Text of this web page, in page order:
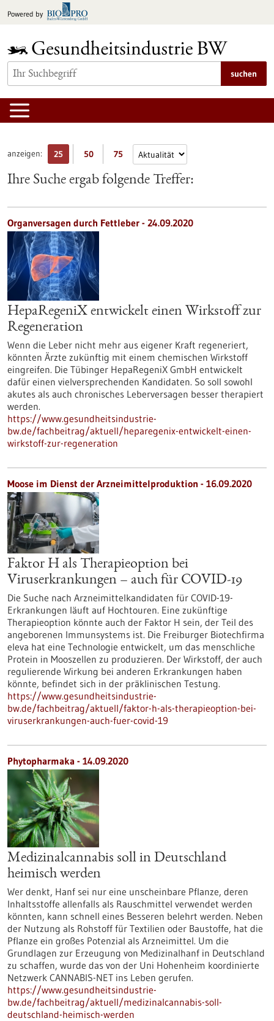
Inhalt
Powered by
suchen
anzeigen: 25 50 75
Ihre Suche ergab folgende Treffer:
Organversagen durch Fettleber - 24.09.2020
HepaRegeniX entwickelt einen Wirkstoff zur
Regeneration
Wenn die Leber nicht mehr aus eigener Kraft regeneriert,
könnten Ärzte zukünftig mit einem chemischen Wirkstoff
eingreifen. Die Tübinger HepaRegeniX GmbH entwickelt
dafür einen vielversprechenden Kandidaten. So soll sowohl
akutes als auch chronisches Leberversagen besser therapiert
werden.
https://www.gesundheitsindustrie-
bw.de/fachbeitrag/aktuell/heparegenix-entwickelt-einen-
wirkstoff-zur-regeneration
Moose im Dienst der Arzneimittelproduktion - 16.09.2020
Faktor H als Therapieoption bei
Viruserkrankungen – auch für COVID-19
Die Suche nach Arzneimittelkandidaten für COVID-19-
Erkrankungen läuft auf Hochtouren. Eine zukünftige
Therapieoption könnte auch der Faktor H sein, der Teil des
angeborenen Immunsystems ist. Die Freiburger Biotechfirma
eleva hat eine Technologie entwickelt, um das menschliche
Protein in Mooszellen zu produzieren. Der Wirkstoff, der auch
regulierende Wirkung bei anderen Erkrankungen haben
könnte, befindet sich in der präklinischen Testung.
https://www.gesundheitsindustrie-
bw.de/fachbeitrag/aktuell/faktor-h-als-therapieoption-bei-
viruserkrankungen-auch-fuer-covid-19
Phytopharmaka - 14.09.2020
Medizinalcannabis soll in Deutschland
heimisch werden
Wer denkt, Hanf sei nur eine unscheinbare Pflanze, deren
Inhaltsstoffe allenfalls als Rauschmittel verwendet werden
könnten, kann schnell eines Besseren belehrt werden. Neben
der Nutzung als Rohstoff für Textilien oder Baustoffe, hat die
Pflanze ein großes Potenzial als Arzneimittel. Um die
Grundlagen zur Erzeugung von Medizinalhanf in Deutschland
zu schaffen, wurde das von der Uni Hohenheim koordinierte
Netzwerk CANNABIS-NET ins Leben gerufen.
https://www.gesundheitsindustrie-
bw.de/fachbeitrag/aktuell/medizinalcannabis-soll-
deutschland-heimisch-werden